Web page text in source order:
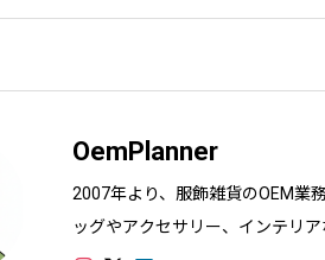
OemPlanner
2007年より、服飾雑貨のOEM業
ッグやアクセサリー、インテリ